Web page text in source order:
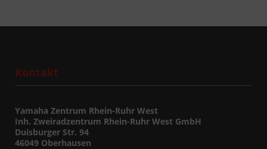
Kontakt
Yamaha Zentrum Rhein-Ruhr West
Inh. Zweiradzentrum Rhein-Ruhr West GmbH
Duisburger Str. 94
46049 Oberhausen